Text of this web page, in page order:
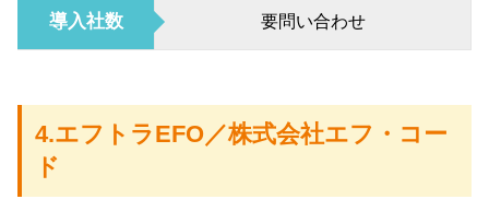
導入社数 要問い合わせ
4.エフトラEFO／株式会社エフ・コー
ド